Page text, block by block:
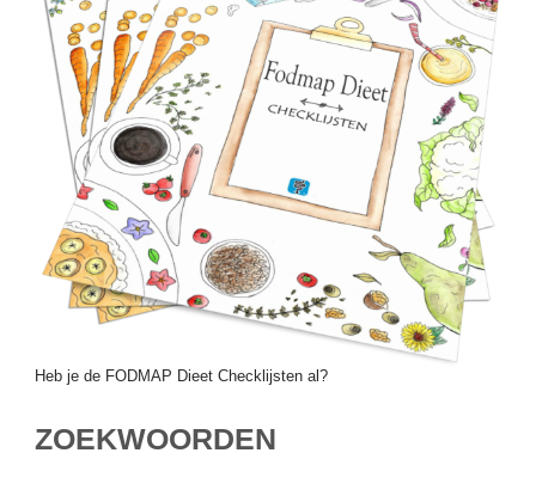
Heb je de FODMAP Dieet Checklijsten al?
ZOEKWOORDEN